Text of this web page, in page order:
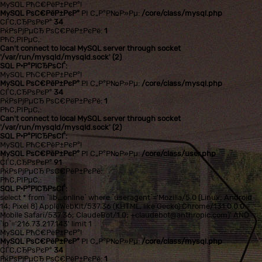
MySQL РћС€РёР±РєР°!
MySQL РѕС€РёР±РєР° РІ С„Р°Р№Р»Рµ: /core/class/mysql.php
СЃС‚СЂРѕРєР° 34
РќРѕРјРµСЂ РѕС€РёР±РєРё: 1
РћС‚РІРµС‚:
Can't connect to local MySQL server through socket
'/var/run/mysqld/mysqld.sock' (2)
SQL Р·Р°РїСЂРѕСЃ:
MySQL РћС€РёР±РєР°!
MySQL РѕС€РёР±РєР° РІ С„Р°Р№Р»Рµ: /core/class/mysql.php
СЃС‚СЂРѕРєР° 34
РќРѕРјРµСЂ РѕС€РёР±РєРё: 1
РћС‚РІРµС‚:
Can't connect to local MySQL server through socket
'/var/run/mysqld/mysqld.sock' (2)
SQL Р·Р°РїСЂРѕСЃ:
MySQL РћС€РёР±РєР°!
MySQL РѕС€РёР±РєР° РІ С„Р°Р№Р»Рµ: /core/class/user.php
СЃС‚СЂРѕРєР° 91
РќРѕРјРµСЂ РѕС€РёР±РєРё:
РћС‚РІРµС‚:
SQL Р·Р°РїСЂРѕСЃ:
select * from `lib_online` where `useragent`='Mozilla/5.0 (Linux; Android
14; Pixel 8) AppleWebKit/537.36 (KHTML, like Gecko) Chrome/131.0.0.0
Mobile Safari/537.36; ClaudeBot/1.0; +claudebot@anthropic.com)' AND
`ip`='216.73.217.143' limit 1
MySQL РћС€РёР±РєР°!
MySQL РѕС€РёР±РєР° РІ С„Р°Р№Р»Рµ:/core/class/mysql.php
СЃС‚СЂРѕРєР°34
РќРѕРјРµСЂ РѕС€РёР±РєРё: 1